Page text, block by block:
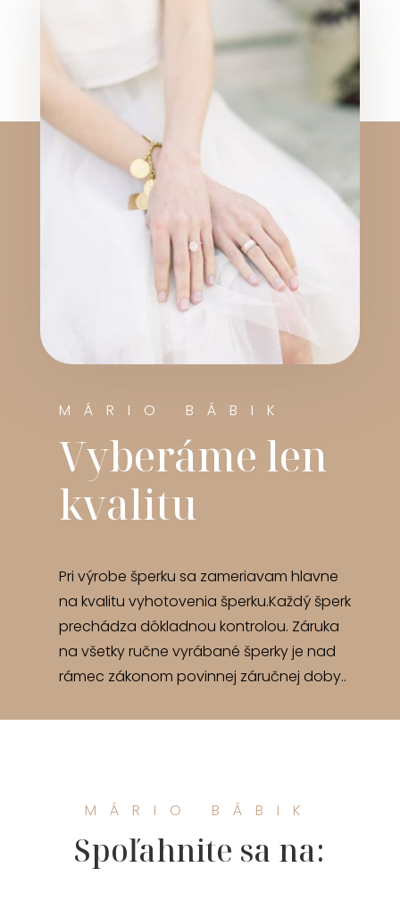
MÁRIO BÁBIK
Vyberáme len
kvalitu
Pri výrobe šperku sa zameriavam hlavne
na kvalitu vyhotovenia šperku.Každý šperk
prechádza dôkladnou kontrolou. Záruka
na všetky ručne vyrábané šperky je nad
rámec zákonom povinnej záručnej doby..
MÁRIO BÁBIK
Spoľahnite sa na: